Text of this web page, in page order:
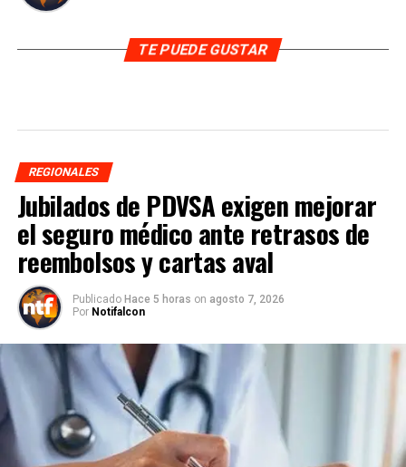
TE PUEDE GUSTAR
REGIONALES
Jubilados de PDVSA exigen mejorar
el seguro médico ante retrasos de
reembolsos y cartas aval
Publicado Hace 5 horas on agosto 7, 2026
Por Notifalcon